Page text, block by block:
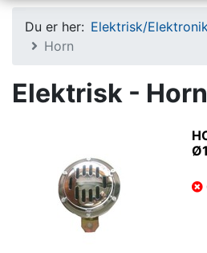
Du er her: Elektrisk/
Horn
Elektrisk - Horn